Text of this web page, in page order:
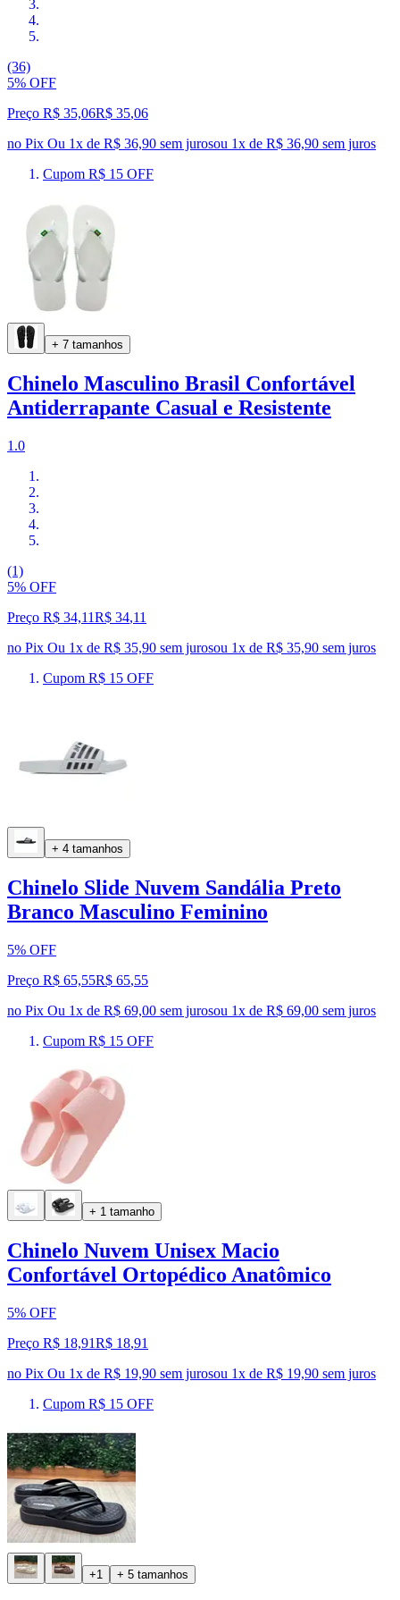
(36)
5% OFF
Preço R$ 35,06R$ 35,06
no Pix Ou 1x de R$ 36,90 sem jurosou 1x de R$ 36,90 sem juros
Cupom R$ 15 OFF
+ 7 tamanhos
Chinelo Masculino Brasil Confortável
Antiderrapante Casual e Resistente
1.0
(1)
5% OFF
Preço R$ 34,11R$ 34,11
no Pix Ou 1x de R$ 35,90 sem jurosou 1x de R$ 35,90 sem juros
Cupom R$ 15 OFF
+ 4 tamanhos
Chinelo Slide Nuvem Sandália Preto
Branco Masculino Feminino
5% OFF
Preço R$ 65,55R$ 65,55
no Pix Ou 1x de R$ 69,00 sem jurosou 1x de R$ 69,00 sem juros
Cupom R$ 15 OFF
+ 1 tamanho
Chinelo Nuvem Unisex Macio
Confortável Ortopédico Anatômico
5% OFF
Preço R$ 18,91R$ 18,91
no Pix Ou 1x de R$ 19,90 sem jurosou 1x de R$ 19,90 sem juros
Cupom R$ 15 OFF
+1 + 5 tamanhos